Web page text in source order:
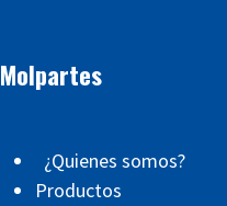
Molpartes
¿Quienes somos?
Productos